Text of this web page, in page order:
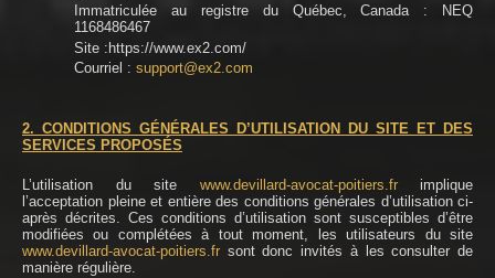
Immatriculée au registre du Québec, Canada : NEQ
1168486467
Site :https://www.ex2.com/
Courriel :support@ex2.com
2. CONDITIONS GÉNÉRALES D’UTILISATION DU SITE ET DES
SERVICES PROPOSÉS
L’utilisation du site www.devillard-avocat-poitiers.frimplique
l’acceptation pleine et entière des conditions générales d’utilisation ci-
après décrites. Ces conditions d’utilisation sont susceptibles d’être
modifiées ou complétées à tout moment, les utilisateurs du site
www.devillard-avocat-poitiers.fr sont donc invités à les consulter de
manière régulière.